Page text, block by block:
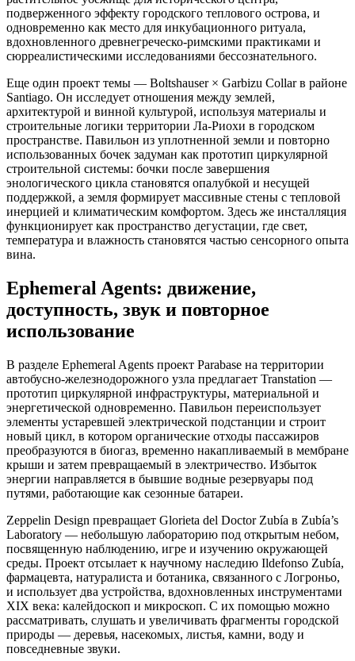
подверженного эффекту городского теплового острова, и
одновременно как место для инкубационного ритуала,
вдохновленного древнегреческо-римскими практиками и
сюрреалистическими исследованиями бессознательного.
Еще один проект темы — Boltshauser × Garbizu Collar в районе
Santiago. Он исследует отношения между землей,
архитектурой и винной культурой, используя материалы и
строительные логики территории Ла-Риохи в городском
пространстве. Павильон из уплотненной земли и повторно
использованных бочек задуман как прототип циркулярной
строительной системы: бочки после завершения
энологического цикла становятся опалубкой и несущей
поддержкой, а земля формирует массивные стены с тепловой
инерцией и климатическим комфортом. Здесь же инсталляция
функционирует как пространство дегустации, где свет,
температура и влажность становятся частью сенсорного опыта
вина.
Ephemeral Agents: движение,
доступность, звук и повторное
использование
В разделе Ephemeral Agents проект Parabase на территории
автобусно-железнодорожного узла предлагает Transtation —
прототип циркулярной инфраструктуры, материальной и
энергетической одновременно. Павильон переиспользует
элементы устаревшей электрической подстанции и строит
новый цикл, в котором органические отходы пассажиров
преобразуются в биогаз, временно накапливаемый в мембране
крыши и затем превращаемый в электричество. Избыток
энергии направляется в бывшие водные резервуары под
путями, работающие как сезонные батареи.
Zeppelin Design превращает Glorieta del Doctor Zubía в Zubía’s
Laboratory — небольшую лабораторию под открытым небом,
посвященную наблюдению, игре и изучению окружающей
среды. Проект отсылает к научному наследию Ildefonso Zubía,
фармацевта, натуралиста и ботаника, связанного с Логроньо,
и использует два устройства, вдохновленных инструментами
XIX века: калейдоскоп и микроскоп. С их помощью можно
рассматривать, слушать и увеличивать фрагменты городской
природы — деревья, насекомых, листья, камни, воду и
повседневные звуки.